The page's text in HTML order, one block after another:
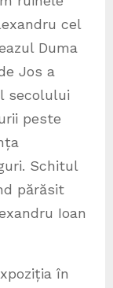
cel
Duma
Jos a
secolului
peste
Schitul
părăsit
Ioan
în